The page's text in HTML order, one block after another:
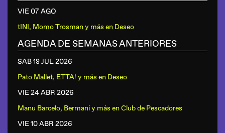
VIE 07 AGO
tINI, Momo Trosman y más en Deseo
AGENDA DE SEMANAS ANTERIORES
SAB 18 JUL2026
Pato Mallet, ETTA! y más en Deseo
VIE 24 ABR 2026
Manu Barcelo, Bermani y más enClub de Pescadores
VIE 10 ABR 2026